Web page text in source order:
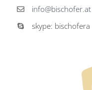
info@bischofer.at
skype: bischofera